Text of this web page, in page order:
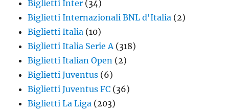
Biglietti Inter (34)
Biglietti Internazionali BNL d'Italia (2)
Biglietti Italia (10)
Biglietti Italia Serie A (318)
Biglietti Italian Open (2)
Biglietti Juventus (6)
Biglietti Juventus FC (36)
Biglietti La Liga (203)